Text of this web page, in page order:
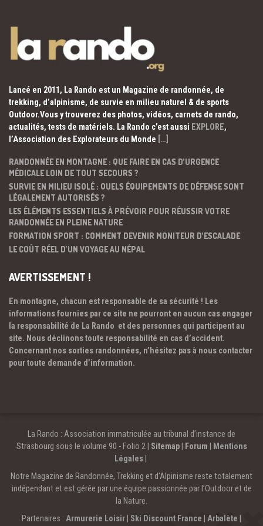
Lancé en 2011, La Rando est un Magazine de randonnée, de
trekking, d’alpinisme, de survie en milieu naturel & de sports
Outdoor.Vous y trouverez des photos, vidéos, carnets de rando,
actualités, tests de matériels. La Rando c’est aussi EXPLORE,
l’Association des Explorateurs du Monde […]
RANDONNÉE EN MONTAGNE : QUE FAIRE EN CAS D’URGENCE
MÉDICALE LOIN DE TOUT SECOURS ?
SURVIE EN MILIEU ISOLÉ : QUELS ÉQUIPEMENTS DE DÉFENSE SONT
LÉGALEMENT AUTORISÉS ?
LES ÉLÉMENTS ESSENTIELS À PRÉVOIR POUR RÉUSSIR VOTRE
RANDONNÉE EN PLEINE NATURE
FORMATION SPORT : COMMENT DEVENIR MONITEUR D’ESCALADE
LE COÛT RÉEL D’UN VOYAGE AU NÉPAL
AVERTISSEMENT !
En montagne, chacun est responsable de sa sécurité ! Les
informations fournies par ce site ne pourront en aucun cas engager
la responsabilité de La Rando et des personnes qui participent au
site. Nous déclinons toute responsabilité en cas d’accident.
Concernant nos sorties randonnées, n’hésitez pas à nous contacter
pour toute demande d’information.
La Rando : Association immatriculée au tribunal d’instance de
Strasbourg sous le volume 90 - Folio 2 | Sitemap| Forum
Mentions
Légales
Notre Magazine de Randonnée, Trekking et d'Alpinisme reste totalement
indépendant et est gérée par une équipe passionnée par l’Outdoor et de
la Nature.
Partenaires : Armurerie Loisir Ski Discount France Arbalète